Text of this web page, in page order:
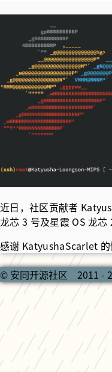
近日，社区贡献者
龙芯 3 号及星霞 OS 龙
感谢 KatyushaScarlet 的
© 安同开源社区 2011 -